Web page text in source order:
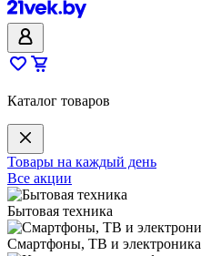
Каталог товаров
Товары на каждый день
Все акции
Бытовая техника
Смартфоны, ТВ и электроника